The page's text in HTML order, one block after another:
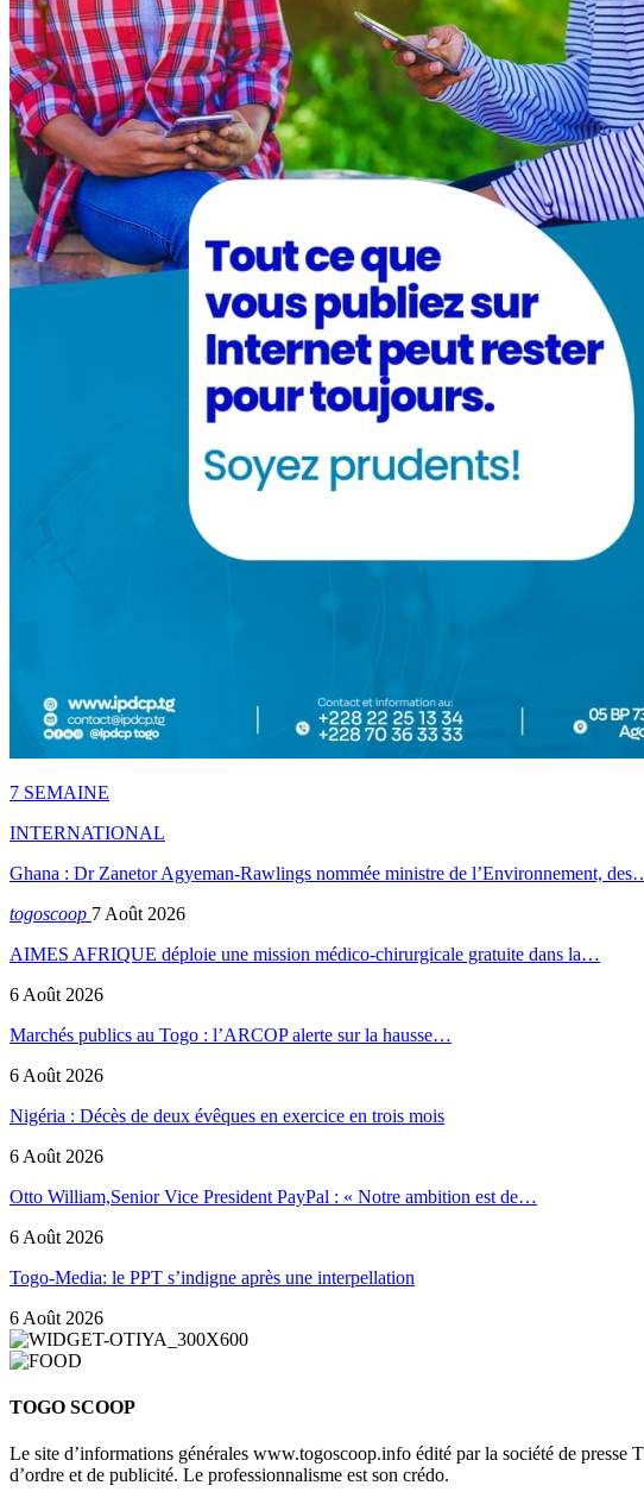
7 SEMAINE
INTERNATIONAL
Ghana : Dr Zanetor Agyeman-Rawlings nommée ministre de l’Environnement,
togoscoop 7 Août 2026
AIMES AFRIQUE déploie une mission médico-chirurgicale gratuite dans la…
6 Août 2026
Marchés publics au Togo : l’ARCOP alerte sur la hausse…
6 Août 2026
Nigéria : Décès de deux évêques en exercice en trois mois
6 Août 2026
Otto William,Senior Vice President PayPal : « Notre ambition est de…
6 Août 2026
Togo-Media: le PPT s’indigne après une interpellation
6 Août 2026
TOGO SCOOP
Le site d’informations générales www.togoscoop.info édité par la société de
d’ordre et de publicité. Le professionnalisme est son crédo.